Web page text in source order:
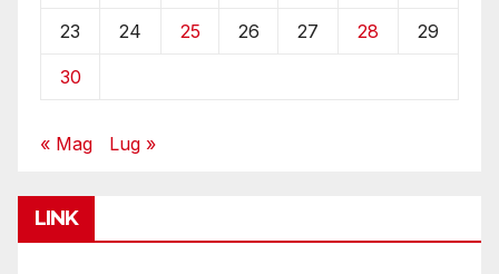
23 24 25 26 27 28 29
30
« Mag Lug »
LINK